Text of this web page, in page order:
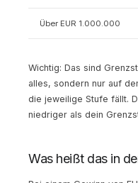
Über EUR 1.000.000
Wichtig: Das sind
alles, sondern nur auf
die jeweilige Stufe fällt.
niedriger als dein
Was heißt das in